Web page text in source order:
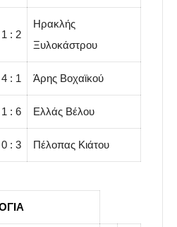
1 : 2
Ηρακλής
Ξυλοκάστρου
4 : 1 Άρης Βοχαϊκού
1 : 6 Ελλάς Βέλου
0 : 3 Πέλοπας Κιάτου